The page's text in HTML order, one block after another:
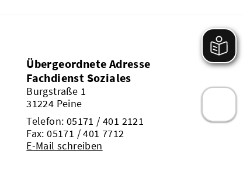
Übergeordnete Adresse
Fachdienst Soziales
Burgstraße 1
31224 Peine
Telefon: 05171 / 401 2121
Fax: 05171 / 401 7712
E-Mail schreiben